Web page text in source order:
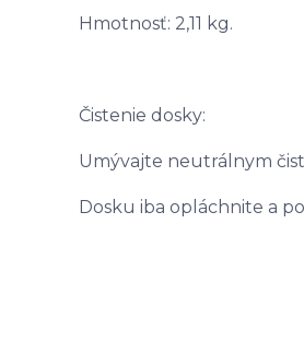
Hmotnosť: 2,11 kg.
Čistenie dosky:
Umývajte neutrálnym
Dosku iba opláchnite a